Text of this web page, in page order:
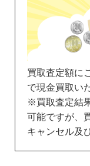
買取査定額に
で現金買取い
※買取査定結
可能ですが、
キャンセル及